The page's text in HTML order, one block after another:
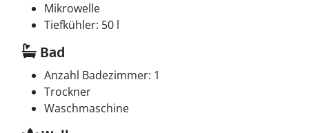
Mikrowelle
Tiefkühler: 50 l
Bad
Anzahl Badezimmer: 1
Trockner
Waschmaschine